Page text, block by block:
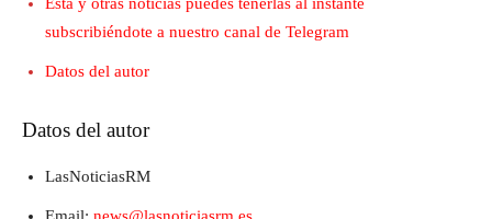
subscribiéndote a nuestro canal de Telegram
Datos del autor
Datos del autor
LasNoticiasRM
Email: news@lasnoticiasrm.es